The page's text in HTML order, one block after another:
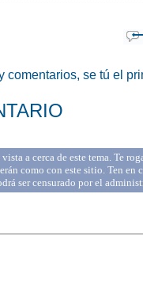
comentarios, se tú el
a cerca de este tema. Te
como con este sitio. Ten en
ser censurado por el